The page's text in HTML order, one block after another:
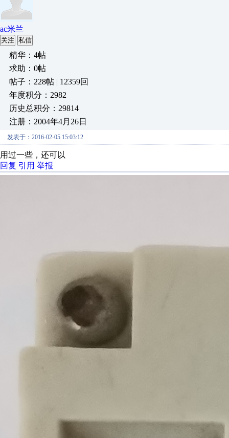
ac米兰
关注 私信
精华：4帖
求助：0帖
帖子：228帖 | 12359回
年度积分：2982
历史总积分：29814
注册：2004年4月26日
发表于：2016-02-05 15:03:12
用过一些，还可以
回复 引用 举报